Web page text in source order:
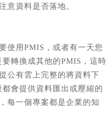
意資料是否落地。
使用PMIS，或者有一天您
轉換成其他的PMIS，這時
公有雲上完整的將資料下
會提供資料匯出或壓縮的
每一個專案都是企業的知